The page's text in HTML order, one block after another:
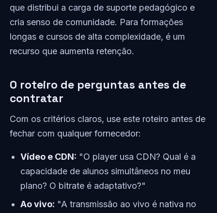
que distribui a carga de suporte pedagógico e
cria senso de comunidade. Para formações
longas e cursos de alta complexidade, é um
recurso que aumenta retenção.
O roteiro de perguntas antes de
contratar
Com os critérios claros, use este roteiro antes de
fechar com qualquer fornecedor:
Vídeo e CDN: "O player usa CDN? Qual é a
capacidade de alunos simultâneos no meu
plano? O bitrate é adaptativo?"
Ao vivo: "A transmissão ao vivo é nativa no